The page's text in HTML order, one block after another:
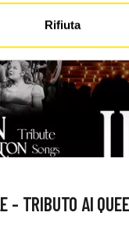
Rifiuta
- TRIBUTO AI